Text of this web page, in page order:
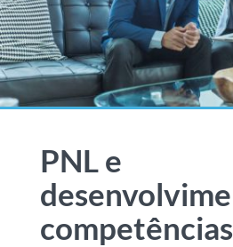
PNL e
competências